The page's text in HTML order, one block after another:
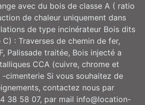
avec du bois de classe A ( ratio
de chaleur uniquement dans
de type incinérateur Bois dits
: Traverses de chemin de fer,
Palissade traitée, Bois injecté a
CCA (cuivre, chrome et
cimenterie Si vous souhaitez de
contactez nous par
38 58 07, par mail info@location-